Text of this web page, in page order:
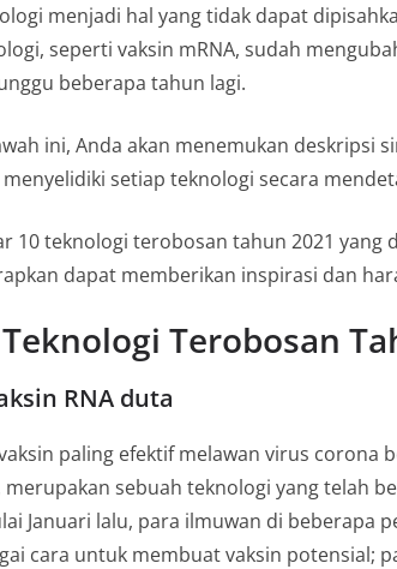
menjadi hal yang tidak dapat
seperti vaksin mRNA, sudah
beberapa tahun lagi.
ini, Anda akan menemukan deskripsi
setiap teknologi secara
10 teknologi terobosan tahun 2021 yang
dapat memberikan inspirasi dan
Terobosan
RNA duta
paling efektif melawan virus corona
merupakan sebuah teknologi yang telah
Januari lalu, para ilmuwan di beberapa
cara untuk membuat vaksin potensial;